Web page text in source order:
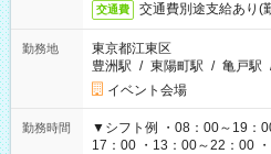
交通費 交通費別途支給あり(
勤務地
東京都江東区
豊洲駅 / 東陽町駅 / 亀戸駅
イベント会場
勤務時間
▼シフト例 ・08：00～19：
17：00 ・13：00～22：00 ・16：00